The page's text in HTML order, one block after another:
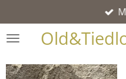
direct
naar
hoofdinhoud